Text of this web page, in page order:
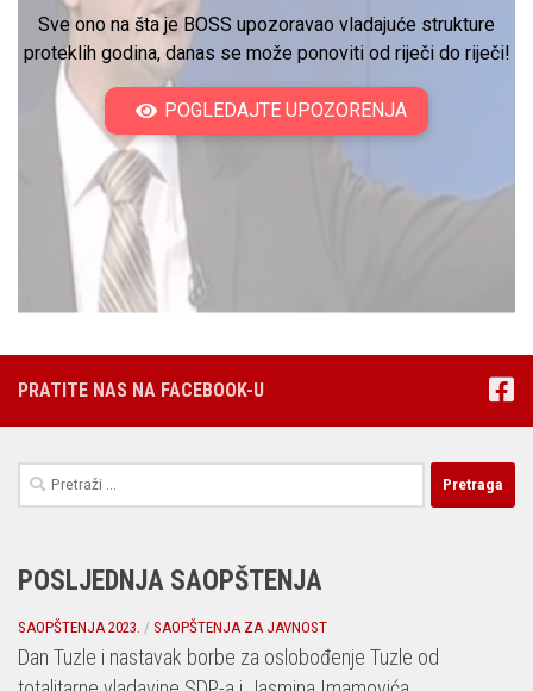
Sve ono na šta je BOSS upozoravao vladajuće strukture
proteklih godina, danas se može ponoviti od riječi do riječi!
POGLEDAJTE UPOZORENJA
PRATITE NAS NA FACEBOOK-U
Pretraga:
POSLJEDNJA SAOPŠTENJA
SAOPŠTENJA 2023. / SAOPŠTENJA ZA JAVNOST
Dan Tuzle i nastavak borbe za oslobođenje Tuzle od